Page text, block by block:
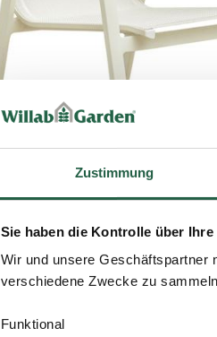
Zustimmung
Sie haben die Kontrolle über Ihre
Wir und unsere Geschäftspartner
verschiedene Zwecke zu
Funktional